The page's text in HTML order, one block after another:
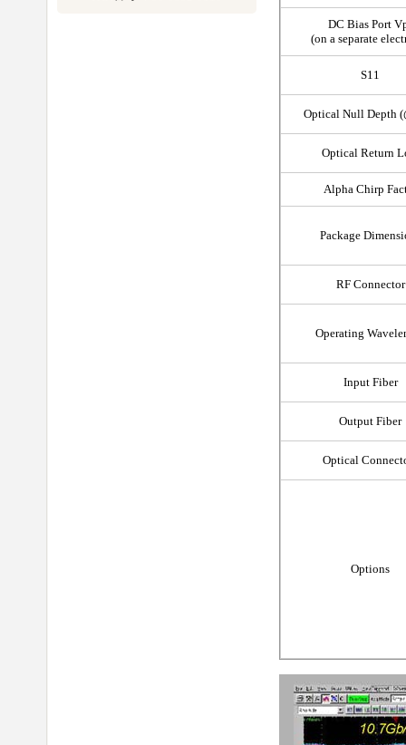
DC Bias Port
(on a separate
S11
Optical Null Depth
Optical Return
Alpha Chirp
Package
RF Connector
Operating
Input Fiber
Output Fiber
Optical
Options